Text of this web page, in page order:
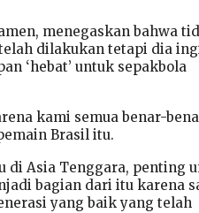
menegaskan bahwa
dilakukan tetapi dia
‘hebat’ untuk sepakbola
kami semua benar-
Brasil itu.
di Asia Tenggara, penting
bagian dari itu karena
yang baik yang telah